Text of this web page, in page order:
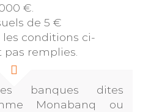
€.
de 5 €
les conditions ci-
pas remplies.
banques dites
Monabanq ou